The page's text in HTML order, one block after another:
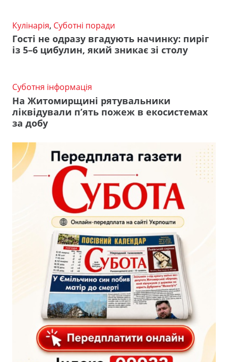
Кулінарія, Суботні поради
Гості не одразу вгадують начинку: пиріг
із 5–6 цибулин, який зникає зі столу
Суботня інформація
На Житомирщині рятувальники
ліквідували п’ять пожеж в екосистемах
за добу